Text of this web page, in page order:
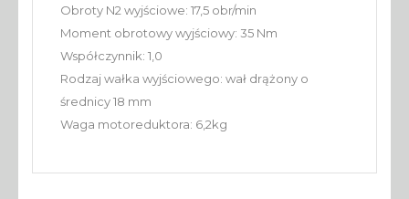
Obroty N2 wyjściowe: 17,5 obr/min
Moment obrotowy wyjściowy: 35 Nm
Współczynnik: 1,0
Rodzaj wałka wyjściowego: wał drążony o
średnicy 18 mm
Waga motoreduktora: 6,2kg